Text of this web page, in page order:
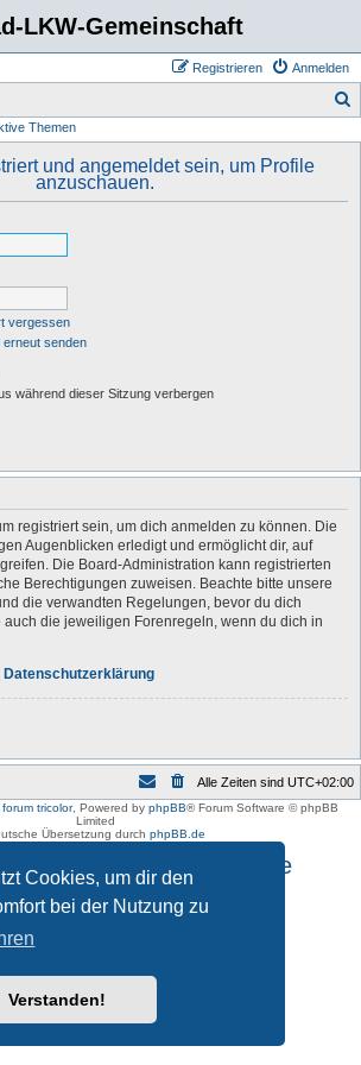
Cookies, um dir den
bei der Nutzung zu
Verstanden!
LKW-Gemeinschaft
Anmelden
Registrieren
Themen
und angemeldet sein, um Profile
anzuschauen.
vergessen
erneut senden
während dieser Sitzung verbergen
registriert sein, um dich anmelden zu können. Die
Augenblicken erledigt und ermöglicht dir, auf
Die Board-Administration kann registrierten
Berechtigungen zuweisen. Beachte bitte unsere
die verwandten Regelungen, bevor du dich
auch die jeweiligen Forenregeln, wenn du dich in
Datenschutzerklärung
Alle Zeiten sind UTC+02:00
tricolor, Powered by phpBB® Forum Software © phpBB
Limited
Übersetzung durch phpBB.de
und Datenschutzhinweise